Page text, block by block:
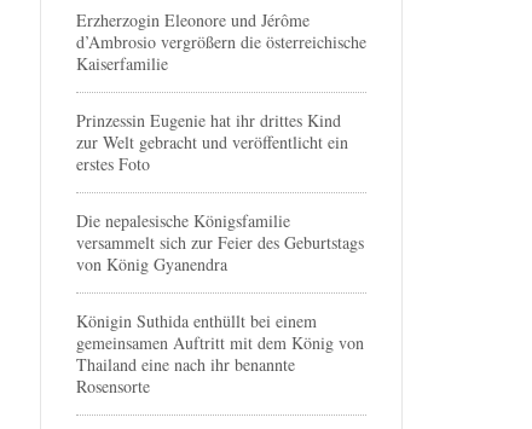
Erzherzogin Eleonore und Jérôme
d’Ambrosio vergrößern die österreichische
Kaiserfamilie
Prinzessin Eugenie hat ihr drittes Kind
zur Welt gebracht und veröffentlicht ein
erstes Foto
Die nepalesische Königsfamilie
versammelt sich zur Feier des Geburtstags
von König Gyanendra
Königin Suthida enthüllt bei einem
gemeinsamen Auftritt mit dem König von
Thailand eine nach ihr benannte
Rosensorte